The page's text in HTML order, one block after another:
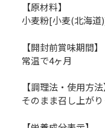
【原材料】
小麦粉[小麦(北海道
【開封前賞味期間】
常温で4ヶ月
【調理法・使用方法
そのまま召し上がり